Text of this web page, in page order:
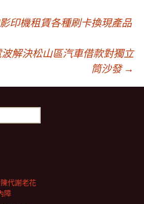
印機租賃各種刷卡換現產品
解決松山區汽車借款對獨立
筒沙發 →
代謝老花
障